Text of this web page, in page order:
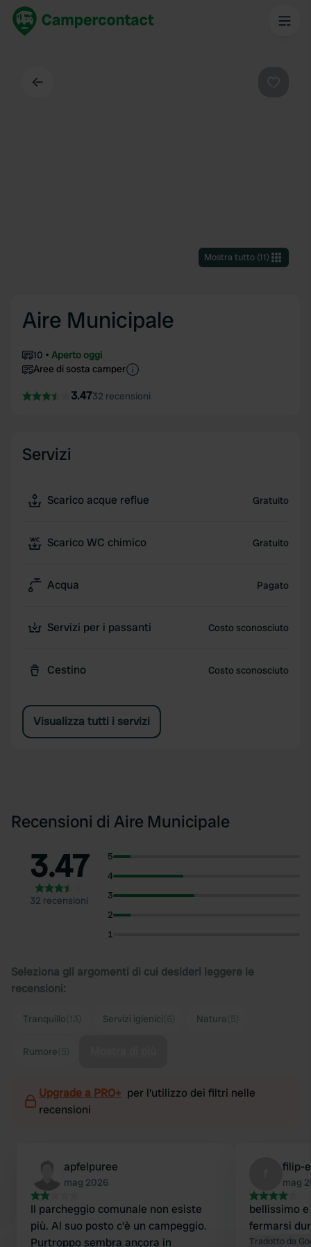
Mostra tutto(11)
Aire Municipale
10
Aperto oggi
Aree di sosta camper
3.4732 recensioni
Servizi
Scarico acque reflue Gratuito
Scarico WC chimico Gratuito
Acqua Pagato
Servizi per i passanti Costo sconosciuto
Cestino Costo sconosciuto
Visualizza tutti i servizi
Recensioni di Aire Municipale
3.47
32 recensioni
5
4
3
2
1
Seleziona gli argomenti di cui desideri leggere le
recensioni:
Tranquillo Servizi igienici Natura
Rumore
Upgrade a PRO+ per l'utilizzo dei filtri nelle
recensioni
apfelpuree
mag 2026
Il parcheggio comunale non esiste
più. Al suo posto c'è un campeggio.
Purtroppo sembra ancora in
filip-
mag
bellissimo
fermarsi
Tradotto da